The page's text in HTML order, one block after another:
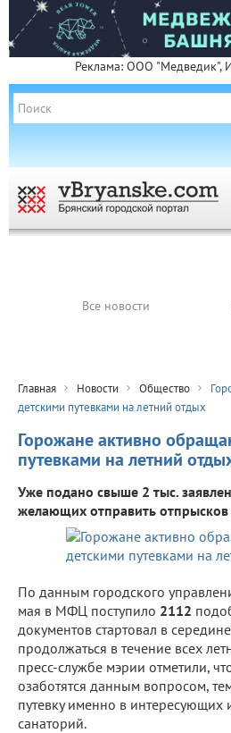
Реклама: ООО "Медведик",
Все новости
Главная Новости Общество
детскими путевками на летний отдых
Горожане активно
путевками на летний
Уже подано свыше 2 тыс.
желающих отправить отпрысков
По данным городского
мая в МФЦ поступило 2112
документов стартовал в
продолжаться в течение всех
пресс-службе мэрии отметили,
озаботятся данным вопросом,
путевку именно в интересующих
санаторий.